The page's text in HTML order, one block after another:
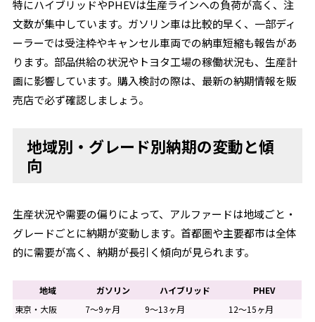
特にハイブリッドやPHEVは生産ラインへの負荷が高く、注
文数が集中しています。ガソリン車は比較的早く、一部ディ
ーラーでは受注枠やキャンセル車両での納車短縮も報告があ
ります。部品供給の状況やトヨタ工場の稼働状況も、生産計
画に影響しています。購入検討の際は、最新の納期情報を販
売店で必ず確認しましょう。
地域別・グレード別納期の変動と傾
向
生産状況や需要の偏りによって、アルファードは地域ごと・
グレードごとに納期が変動します。首都圏や主要都市は全体
的に需要が高く、納期が長引く傾向が見られます。
地域 ガソリン ハイブリッド
PHEV
東京・大阪
7〜9ヶ月 9〜13ヶ月
12〜15ヶ月